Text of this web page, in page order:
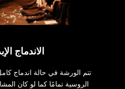
الاندماج
تتم الورشة في حالة اندماج
الروسية تمامًا كما لو كان